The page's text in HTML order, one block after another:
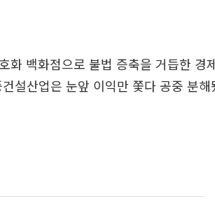
화 백화점으로 불법 증축을 거듭한 경
설산업은 눈앞 이익만 쫓다 공중 분해